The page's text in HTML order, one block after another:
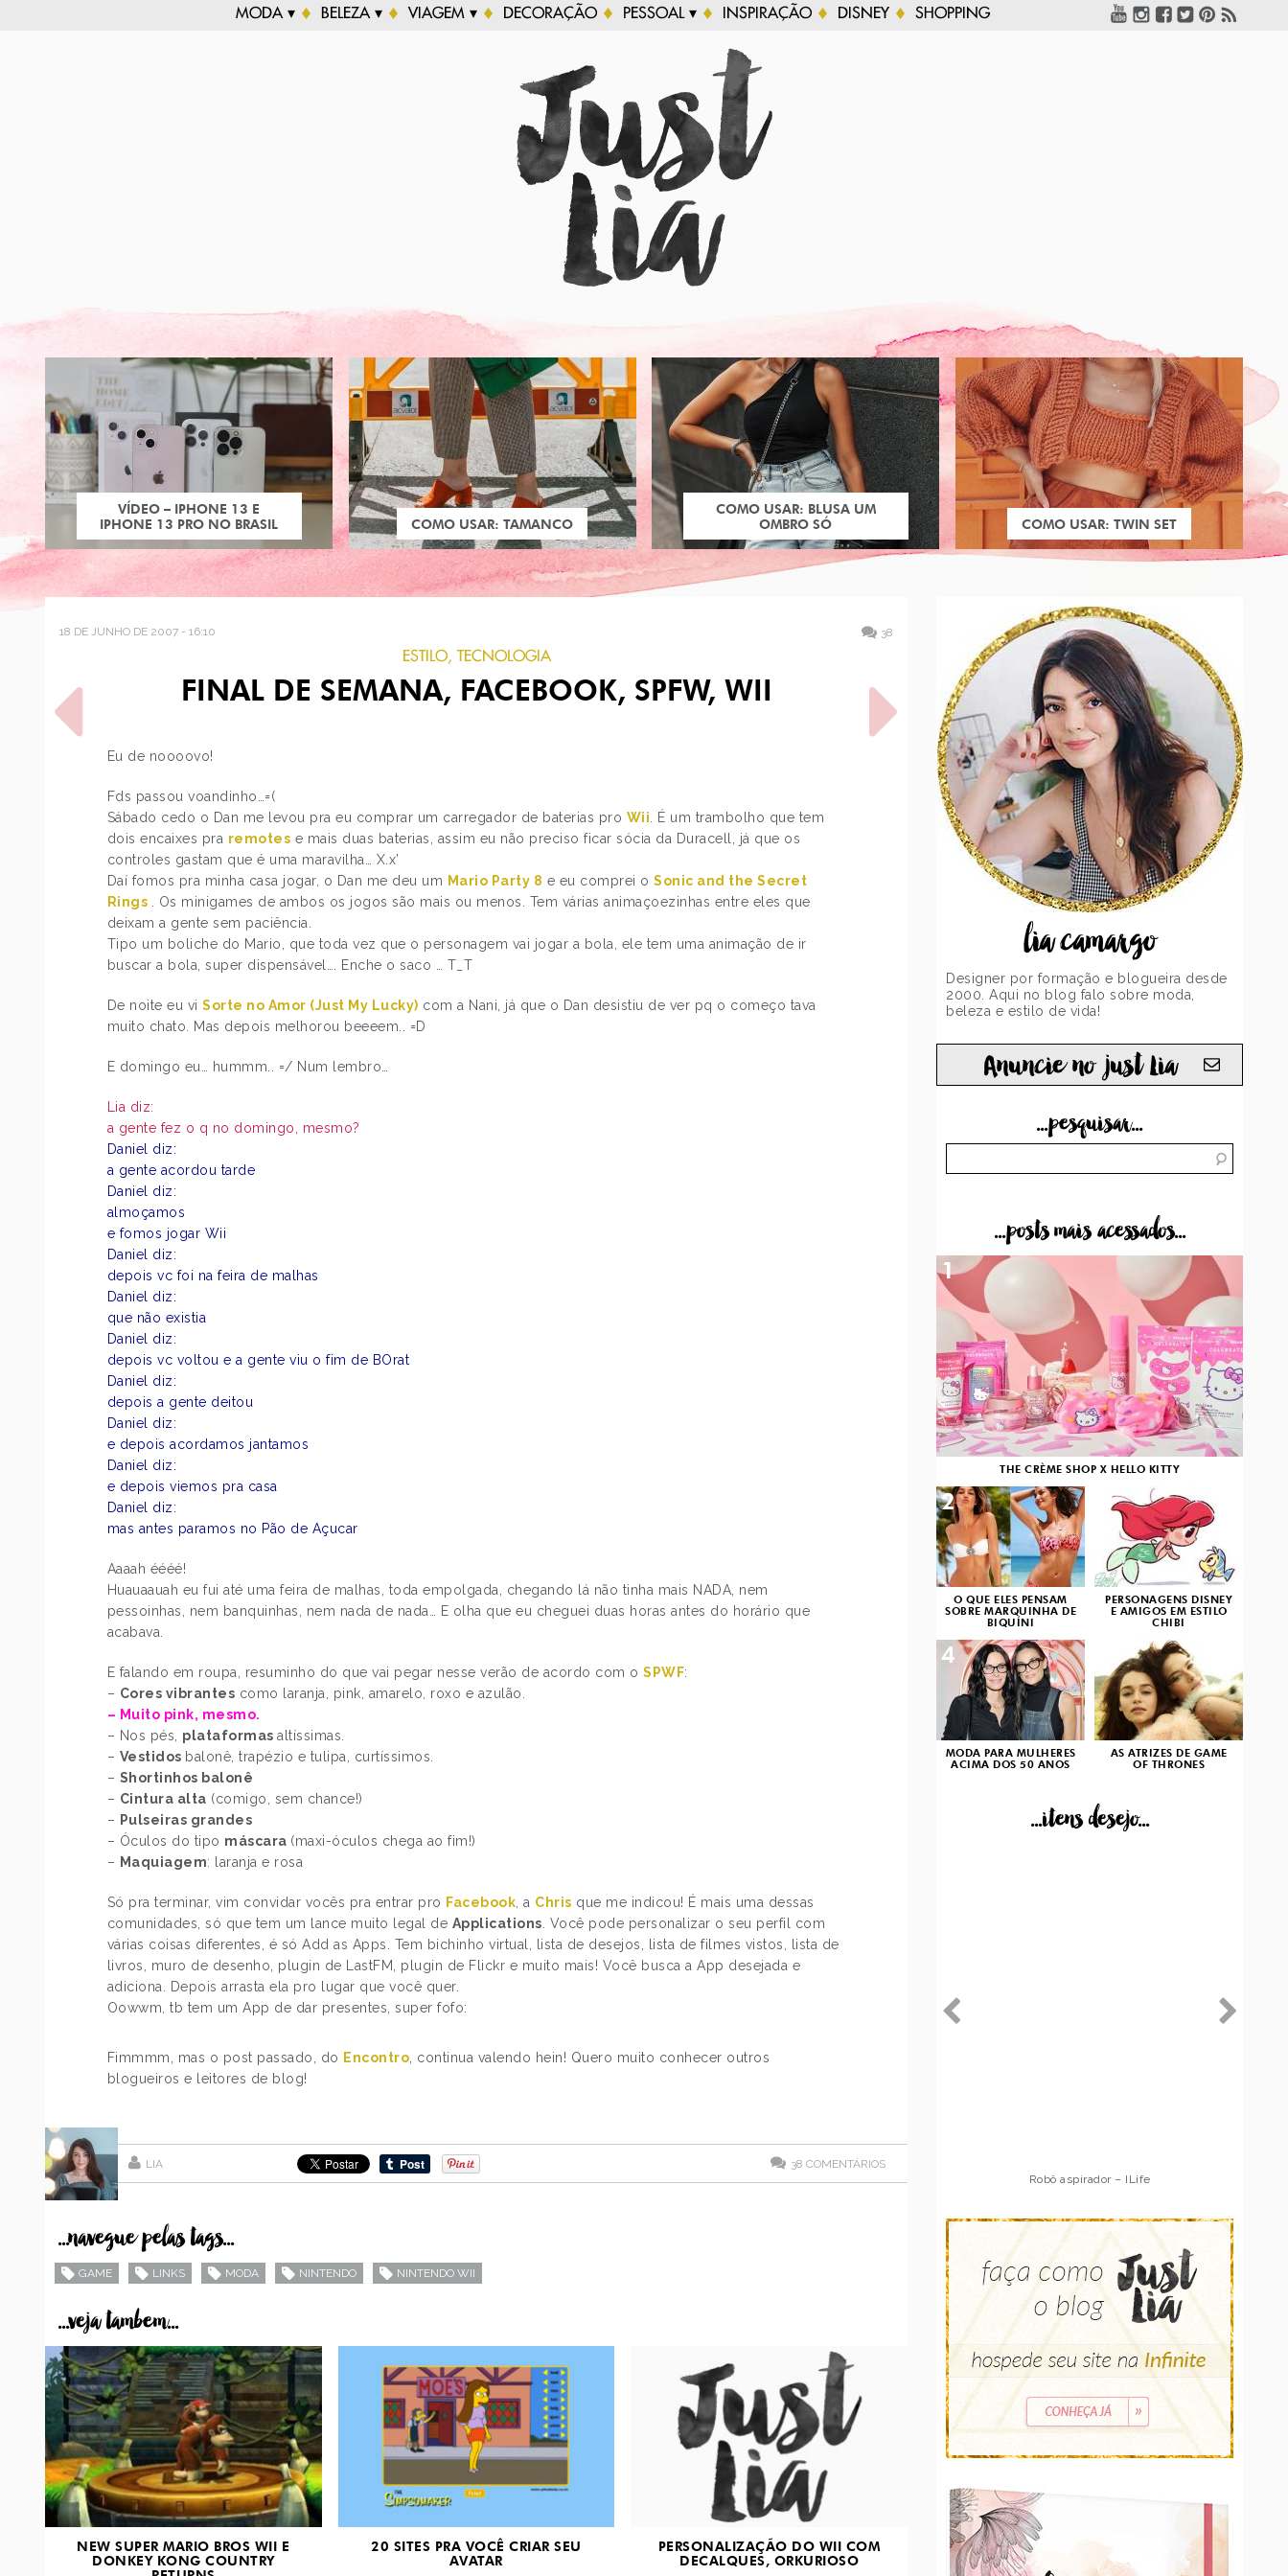
MODA ▾ BELEZA ▾ VIAGEM ▾ DECORAÇÃO PESSOAL ▾ INSPIRAÇÃO DISNEY SHOPPING
VÍDEO – IPHONE 13 E
IPHONE 13 PRO NO BRASIL
COMO USAR: TAMANCO
COMO USAR: BLUSA UM
OMBRO SÓ
COMO USAR: TWIN SET
18 DE JUNHO DE 2007 - 16:10 38
ESTILO, TECNOLOGIA
FINAL DE SEMANA, FACEBOOK, SPFW, WII
Eu de noooovo!
Fds passou voandinho…=(
Sábado cedo o Dan me levou pra eu comprar um carregador de baterias pro Wii . É um trambolho que tem
dois encaixes pra remotes e mais duas baterias, assim eu não preciso ficar sócia da Duracell, já que os
controles gastam que é uma maravilha… X.x’
Daí fomos pra minha casa jogar, o Dan me deu um Mario Party 8 e eu comprei oSonic and the Secret
Rings
. Os minigames de ambos os jogos são mais ou menos. Tem várias animaçoezinhas entre eles que
deixam a gente sem paciência.
Tipo um boliche do Mario, que toda vez que o personagem vai jogar a bola, ele tem uma animação de ir
buscar a bola, super dispensável…. Enche o saco … T_T
De noite eu viSorte no Amor (Just My Lucky) com a Nani, já que o Dan desistiu de ver pq o começo tava
muito chato. Mas depois melhorou beeeem.. =D
E domingo eu… hummm.. =/ Num lembro…
Lia diz:
a gente fez o q no domingo, mesmo?
Daniel diz:
a gente acordou tarde
Daniel diz:
almoçamos
e fomos jogar Wii
Daniel diz:
depois vc foi na feira de malhas
Daniel diz:
que não existia
Daniel diz:
depois vc voltou e a gente viu o fim de BOrat
Daniel diz:
depois a gente deitou
Daniel diz:
e depois acordamos jantamos
Daniel diz:
e depois viemos pra casa
Daniel diz:
mas antes paramos no Pão de Açucar
Aaaah éééé!
Huauaauah eu fui até uma feira de malhas, toda empolgada, chegando lá não tinha mais NADA, nem
pessoinhas, nem banquinhas, nem nada de nada… E olha que eu cheguei duas horas antes do horário que
acabava.
E falando em roupa, resuminho do que vai pegar nesse verão de acordo com oSPWF:
– Cores vibrantes como laranja, pink, amarelo, roxo e azulão.
– Muito pink, mesmo.
– Nos pés, plataformasaltíssimas.
– Vestidos balonê, trapézio e tulipa, curtíssimos.
– Shortinhos balonê
– Cintura alta (comigo, sem chance!)
– Pulseiras grandes
– Óculos do tipo máscara (maxi-óculos chega ao fim!)
– Maquiagem: laranja e rosa
Só pra terminar, vim convidar vocês pra entrar pro Facebook , a Chris que me indicou! É mais uma dessas
comunidades, só que tem um lance muito legal de Applications . Você pode personalizar o seu perfil com
várias coisas diferentes, é só Add as Apps. Tem bichinho virtual, lista de desejos, lista de filmes vistos, lista de
livros, muro de desenho, plugin de LastFM, plugin de Flickr e muito mais! Você busca a App desejada e
adiciona. Depois arrasta ela pro lugar que você quer.
Oowwm, tb tem um App de dar presentes, super fofo:
Fimmmm, mas o post passado, do Encontro , continua valendo hein! Quero muito conhecer outros
blogueiros e leitores de blog!
LIA 38 COMENTÁRIOS
...navegue pelas tags...
GAME LINKS MODA NINTENDO NINTENDO WII
...veja tambem...
NEW SUPER MARIO BROS WII E
DONKEY KONG COUNTRY
20 SITES PRA VOCÊ CRIAR SEU
AVATAR
PERSONALIZAÇÃO DO WII COM
DECALQUES, ORKURIOSO
POST ANTERIOR
VIRTUAL - SÃO PAULO
PRÓXIMO POST
MICROPETS
lia camargo
Designer por formação e blogueira desde
2000. Aqui no blog falo sobre moda,
beleza e estilo de vida!
Anuncie no just Lia
...pesquisar...
...posts mais acessados...
THE CRÈME SHOP X HELLO KITTY
1
O QUE ELES PENSAM
SOBRE MARQUINHA DE
BIQUÍNI
2
PERSONAGENS DISNEY
E AMIGOS EM ESTILO
CHIBI
3
MODA PARA MULHERES
ACIMA DOS 50 ANOS
4
AS ATRIZES DE GAME
OF THRONES
...itens desejo...
Robô aspirador – Multilaser